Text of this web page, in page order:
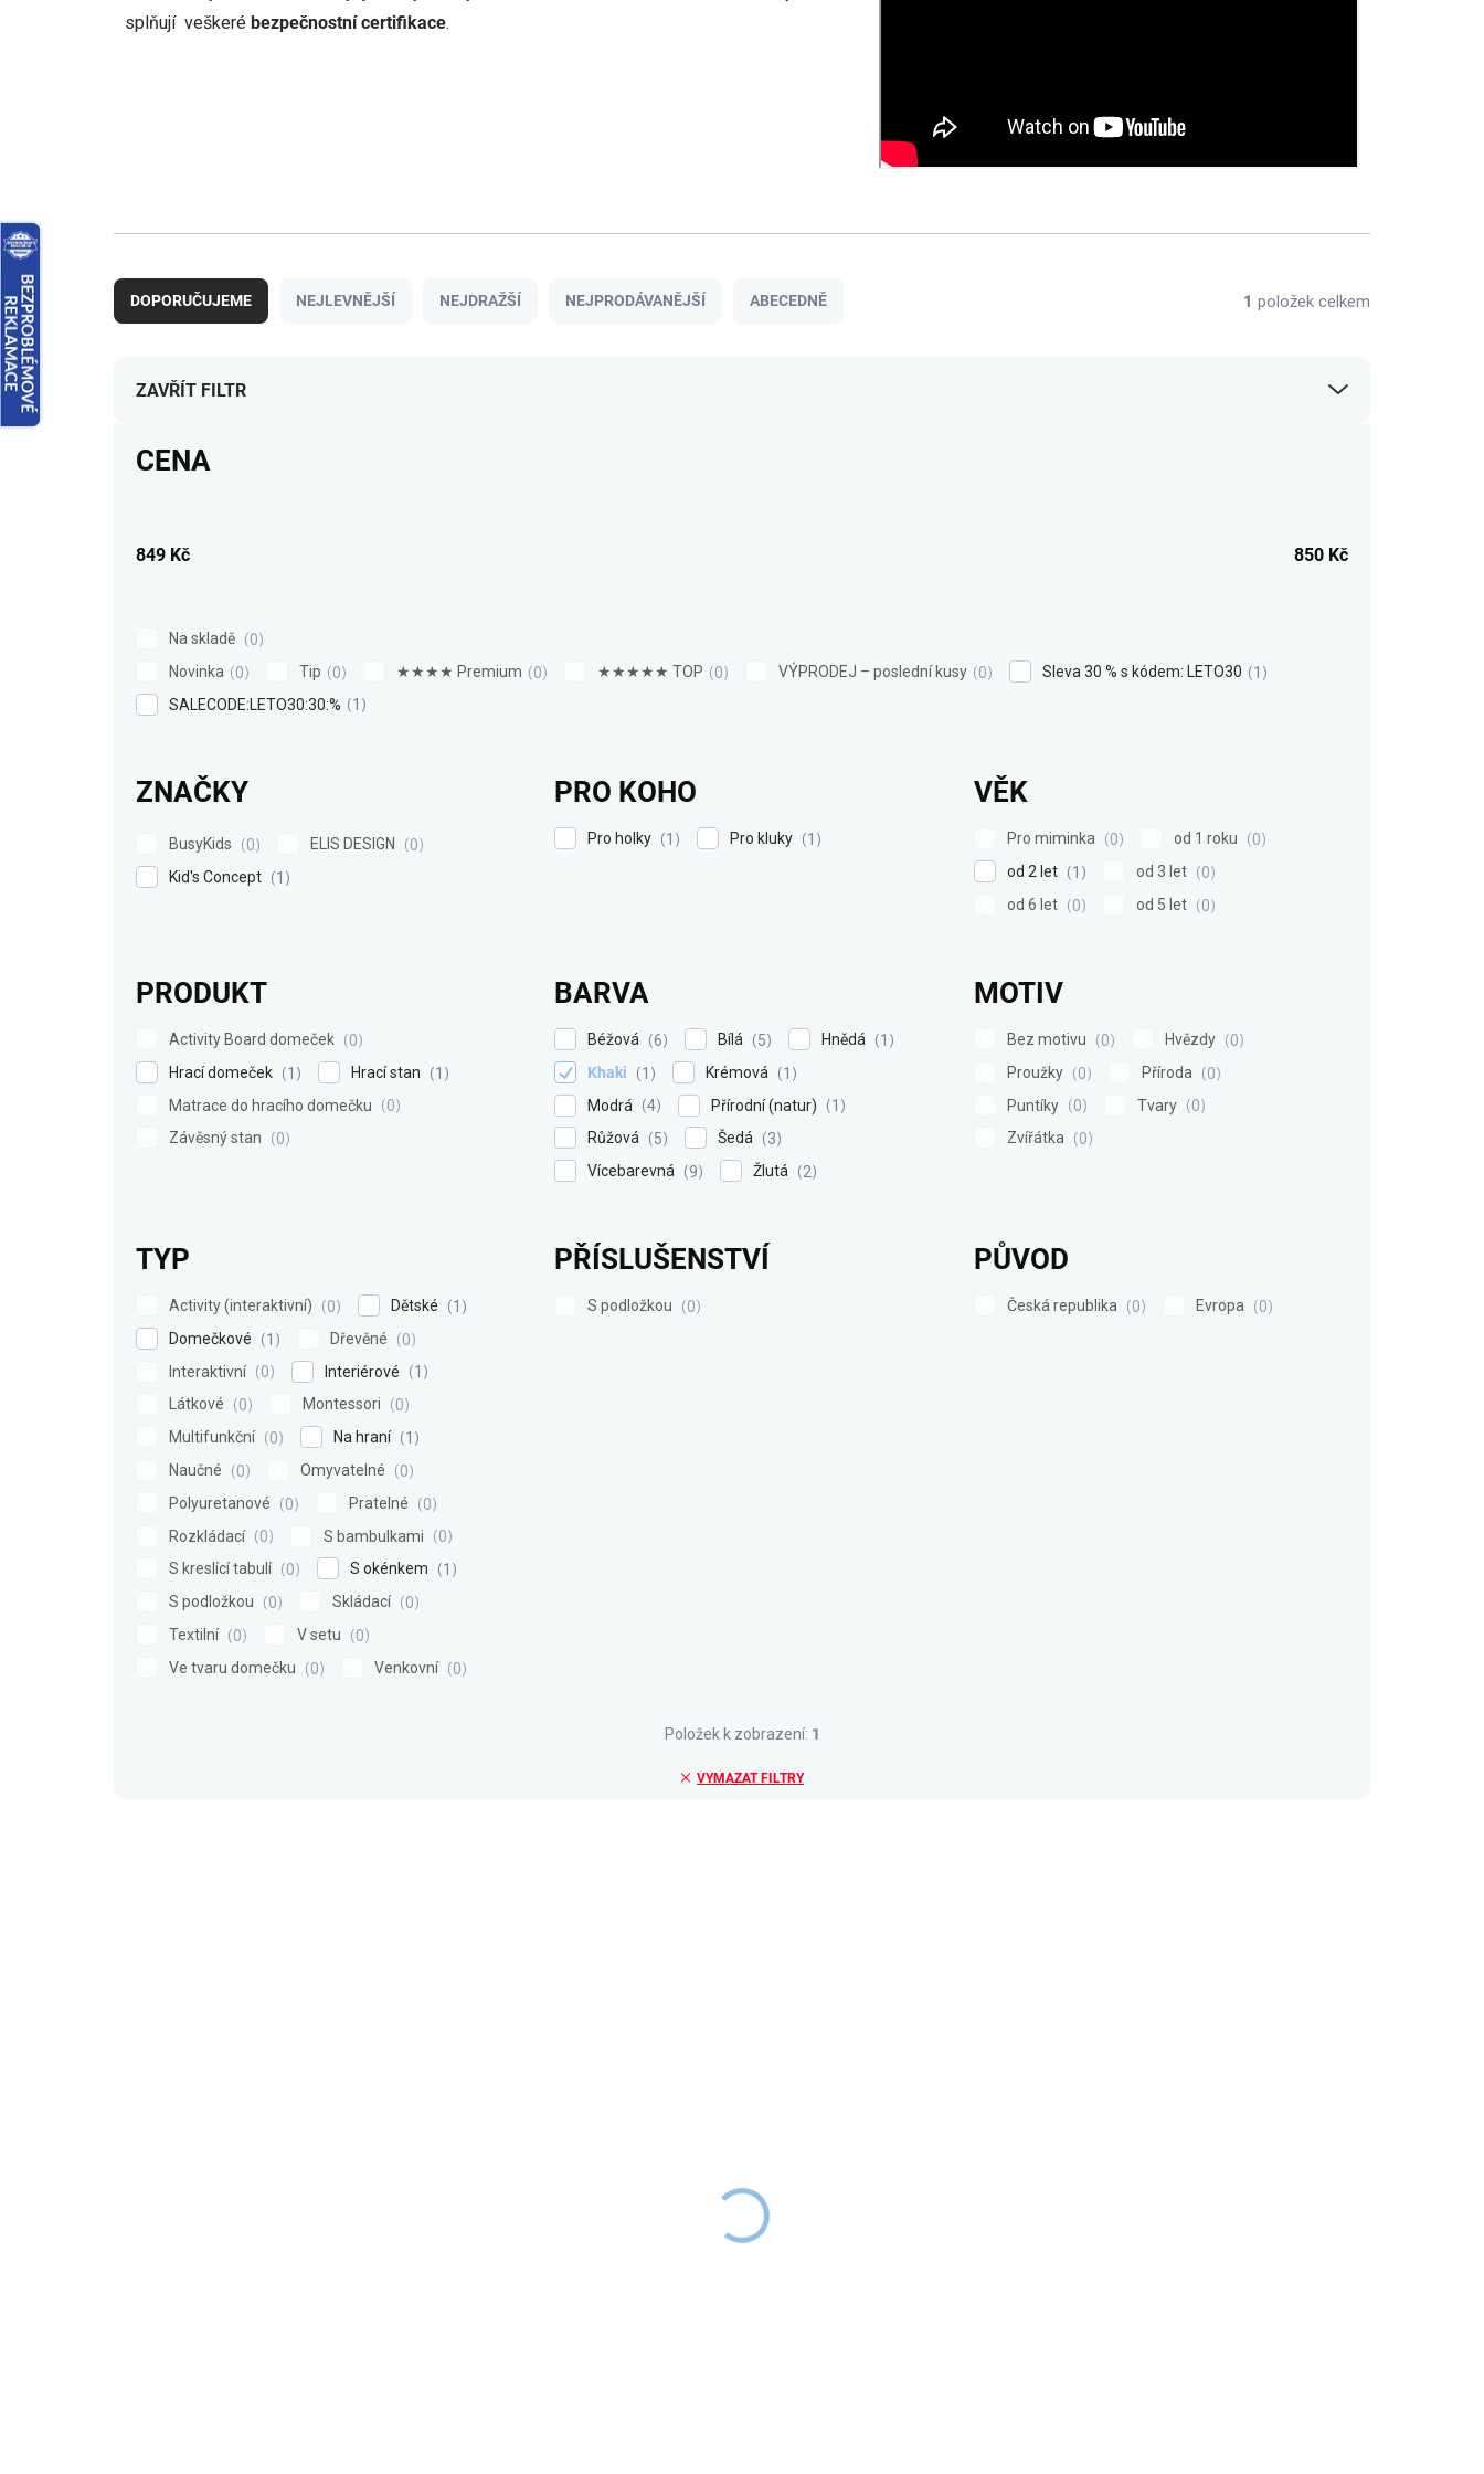
splňují veškeré bezpečnostní certifikace.
a
z
DOPORUČUJEME NEJLEVNĚJŠÍ NEJDRAŽŠÍ NEJPRODÁVANĚJŠÍ ABECEDNĚ 1 položek celkem
ZAVŘÍT FILTR
CENA
849 Kč 850 Kč
Na skladě
0
Novinka
0 Tip 0 ★★★★ Premium 0 ★★★★★ TOP 0 VÝPRODEJ – poslední kusy 0 Sleva 30 % s kódem: LETO30
1
SALECODE:LETO30:30:%
1
ZNAČKY
BusyKids 0 ELIS DESIGN
0
Kid's Concept
1
PRO KOHO
Pro holky 1 Pro kluky 1
VĚK
Pro miminka 0 od 1 roku
0
od 2 let
1 od 3 let
0
od 6 let
0 od 5 let 0
PRODUKT
Activity Board domeček
0
Hrací domeček
1 Hrací stan
1
Matrace do hracího domečku
0
Závěsný stan
0
BARVA
Béžová 6 Bílá 5 Hnědá
1
Khaki
1 Krémová
1
Modrá
4 Přírodní (natur)
1
Růžová
5 Šedá
3
Vícebarevná
9 Žlutá 2
MOTIV
Bez motivu 0 Hvězdy
0
Proužky
0 Příroda
0
Puntíky
0 Tvary
0
Zvířátka
0
TYP
Activity (interaktivní) 0 Dětské
1
Domečkové
1 Dřevěné
0
Interaktivní
0 Interiérové
1
Látkové
0 Montessori
0
Multifunkční
0 Na hraní
1
Naučné
0 Omyvatelné
0
Polyuretanové
0 Pratelné
0
Rozkládací
0 S bambulkami
0
S kreslící tabulí
0 S okénkem
1
S podložkou
0 Skládací
0
Textilní
0 V setu
0
Ve tvaru domečku
0 Venkovní 0
PŘÍSLUŠENSTVÍ
S podložkou 0
PŮVOD
Česká republika 0 Evropa 0
VYMAZAT FILTRY
Položek k zobrazení: 1